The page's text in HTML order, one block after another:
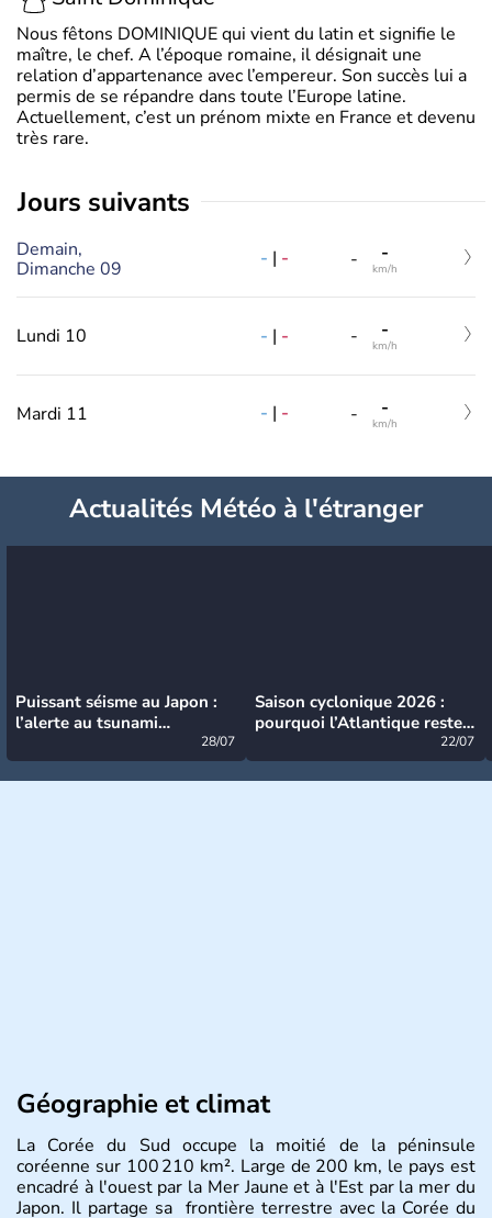
Nous fêtons DOMINIQUE qui vient du latin et signifie le
maître, le chef. A l’époque romaine, il désignait une
relation d’appartenance avec l’empereur. Son succès lui a
permis de se répandre dans toute l’Europe latine.
Actuellement, c’est un prénom mixte en France et devenu
très rare.
jours suivants
Demain,
Dimanche 09
- | - - -
km/h
Lundi 10 - | - - -
km/h
Mardi 11 - | - - -
km/h
Actualités Météo à l'étranger
Puissant séisme au Japon :
l’alerte au tsunami
28/07
Saison cyclonique 2026 :
pourquoi l’Atlantique reste
22/07
Géographie et climat
La Corée du Sud occupe la moitié de la péninsule
coréenne sur 100 210 km². Large de 200 km, le pays est
encadré à l'ouest par la Mer Jaune et à l'Est par la mer du
Japon. Il partage sa frontière terrestre avec la Corée du